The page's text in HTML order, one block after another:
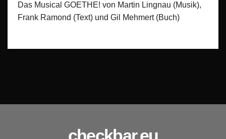
Das Musical GOETHE! von Martin Lingnau (Musik),
Frank Ramond (Text) und Gil Mehmert (Buch)